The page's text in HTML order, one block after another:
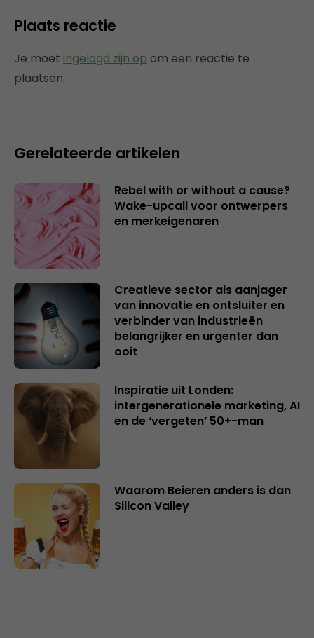
Plaats reactie
Je moet ingelogd zijn op om een reactie te
plaatsen.
Gerelateerde artikelen
Rebel with or without a cause?
Wake-upcall voor ontwerpers
en merkeigenaren
Creatieve sector als aanjager
van innovatie en ontsluiter en
verbinder van industrieën
belangrijker en urgenter dan
ooit
Inspiratie uit Londen:
intergenerationele marketing, AI
en de ‘vergeten’ 50+-man
Waarom Beieren anders is dan
Silicon Valley